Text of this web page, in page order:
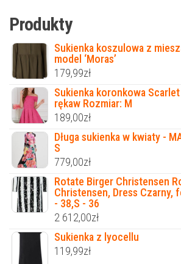
Produkty
Sukienka koszulowa z
model ‘Moras’
179,99zł
Sukienka koronkowa
rękaw Rozmiar: M
189,00zł
Długa sukienka w kwiaty -
S
779,00zł
Rotate Birger Christensen
Christensen, Dress Czarny,
- 38,S - 36
2 612,00zł
Sukienka z lyocellu
119,99zł